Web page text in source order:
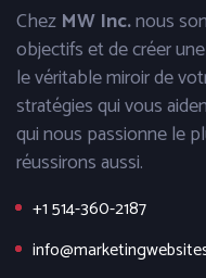
Chez MW Inc.nous
objectifs et de créer
le véritable miroir de
stratégies qui vous
qui nous passionne le
réussirons aussi.
+1 514-360-2187